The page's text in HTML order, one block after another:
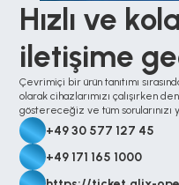
Hızlı ve
iletişime
Çevrimiçi bir ürün tanıtımı
olarak cihazlarımızı çalışırken
göstereceğiz ve tüm sorularınızı
+49 30 577 127 45
+49 171 165 1000